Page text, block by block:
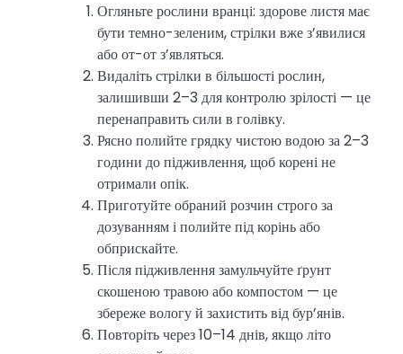
Огляньте рослини вранці: здорове листя має
бути темно-зеленим, стрілки вже з’явилися
або от-от з’являться.
Видаліть стрілки в більшості рослин,
залишивши 2–3 для контролю зрілості — це
перенаправить сили в голівку.
Рясно полийте грядку чистою водою за 2–3
години до підживлення, щоб корені не
отримали опік.
Приготуйте обраний розчин строго за
дозуванням і полийте під корінь або
обприскайте.
Після підживлення замульчуйте ґрунт
скошеною травою або компостом — це
збереже вологу й захистить від бур’янів.
Повторіть через 10–14 днів, якщо літо